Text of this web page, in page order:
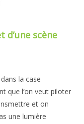
d’une scène
la case
que l’on veut piloter
et on
une lumière